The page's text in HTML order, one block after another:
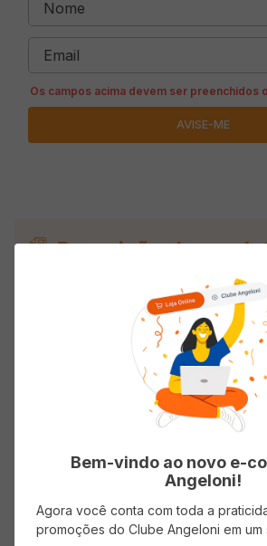
Descrição do
Vitaminas do Complexo B
Caixa 30 Cápsulas Softgel
Avaliações
Carregando…
Faça login para escrever uma
Bem-vindo ao novo e-
Angeloni!
Agora você conta com toda a
promoções do Clube Angeloni em um